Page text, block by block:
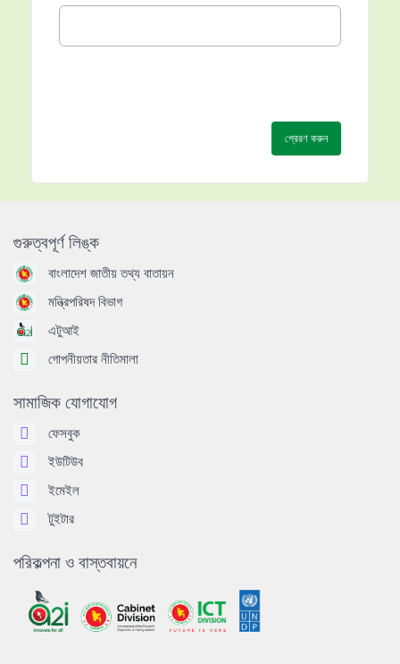
প্রেরণ করুন
গুরুত্বপূর্ণ লিঙ্ক
বাংলাদেশ জাতীয় তথ্য বাতায়ন
মন্ত্রিপরিষদ বিভাগ
এটুআই
গোপনীয়তার নীতিমালা
সামাজিক যোগাযোগ
ফেসবুক
ইউটিউব
ইমেইল
টুইটার
পরিকল্পনা ও বাস্তবায়নে